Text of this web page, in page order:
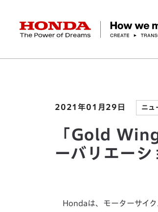
HONDA The Power of Dreams
社長メッセージ 経営方針 会社概要
バイク パワープロダクツ
テクノロジー デザイン
ESGレポート Honda Report 環境
IR資料室 財務・業績情報
ニュースルーム
Discover Honda
「
2021年01月29日 ニュ
「Gold
ーバリエー
Hondaは、モーターサイク